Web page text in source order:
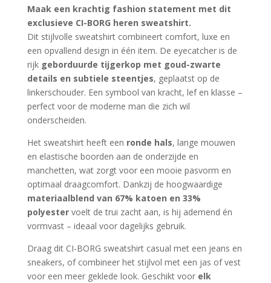
Maak een krachtig fashion statement met dit
exclusieve CI-BORG heren sweatshirt.
Dit stijlvolle sweatshirt combineert comfort, luxe en
een opvallend design in één item. De eyecatcher is de
rijk geborduurde tijgerkop met goud-zwarte
details en subtiele steentjes, geplaatst op de
linkerschouder. Een symbool van kracht, lef en klasse –
perfect voor de moderne man die zich wil
onderscheiden.
Het sweatshirt heeft een ronde hals, lange mouwen
en elastische boorden aan de onderzijde en
manchetten, wat zorgt voor een mooie pasvorm en
optimaal draagcomfort. Dankzij de hoogwaardige
materiaalblend van 67% katoen en 33%
polyestervoelt de trui zacht aan, is hij ademend én
vormvast – ideaal voor dagelijks gebruik.
Draag dit CI-BORG sweatshirt casual met een jeans en
sneakers, of combineer het stijlvol met een jas of vest
voor een meer geklede look. Geschikt voor elk